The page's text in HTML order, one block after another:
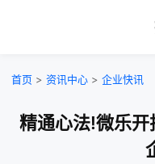
首页 > 资讯中心 > 企业快讯
精通心法!微乐